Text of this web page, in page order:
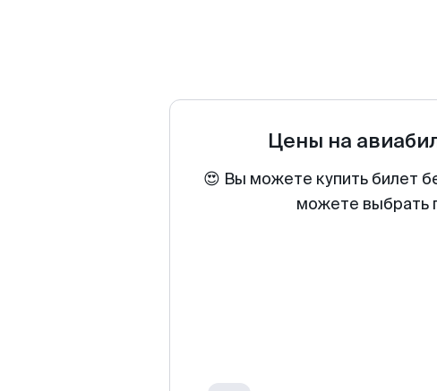
Цены на
😍 Вы можете купить билет
можете выбрать